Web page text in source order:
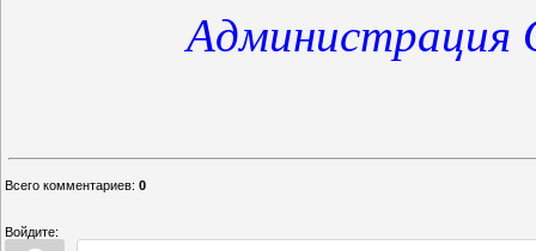
Всего комментариев: 0
Войдите: